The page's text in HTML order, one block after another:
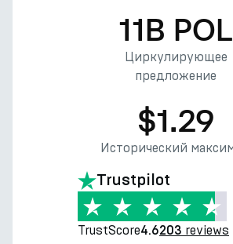
11B POL
Циркулирующее
предложение
$1.29
Исторический
Trustpilot
TrustScore4.6203 reviews